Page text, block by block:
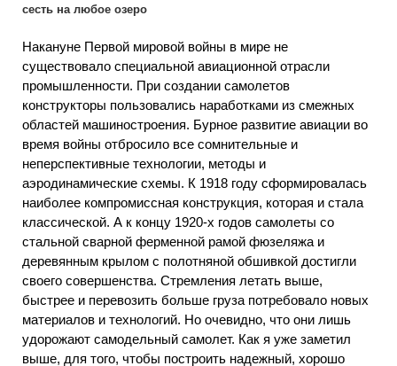
сесть на любое озеро
Накануне Первой мировой войны в мире не
существовало специальной авиационной отрасли
промышленности. При создании самолетов
конструкторы пользовались наработками из смежных
областей машиностроения. Бурное развитие авиации во
время войны отбросило все сомнительные и
неперспективные технологии, методы и
аэродинамические схемы. К 1918 году сформировалась
наиболее компромиссная конструкция, которая и стала
классической. А к концу 1920-х годов самолеты со
стальной сварной ферменной рамой фюзеляжа и
деревянным крылом с полотняной обшивкой достигли
своего совершенства. Стремления летать выше,
быстрее и перевозить больше груза потребовало новых
материалов и технологий. Но очевидно, что они лишь
удорожают самодельный самолет. Как я уже заметил
выше, для того, чтобы построить надежный, хорошо